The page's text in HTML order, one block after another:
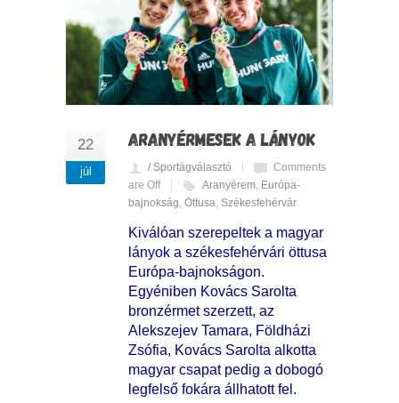
22
júl
ARANYÉRMESEK A LÁNYOK
/ Sportágválasztó
Comments
are Off
Aranyérem, Európa-
bajnokság, Öttusa, Székesfehérvár
Kiválóan szerepeltek a magyar
lányok a székesfehérvári öttusa
Európa-bajnokságon.
Egyéniben Kovács Sarolta
bronzérmet szerzett, az
Alekszejev Tamara, Földházi
Zsófia, Kovács Sarolta alkotta
magyar csapat pedig a dobogó
legfelső fokára állhatott fel.